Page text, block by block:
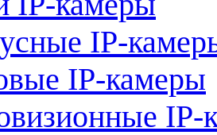
IP-
IP-камеры
IP-